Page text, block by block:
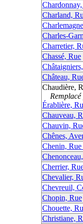
Charland,
Charles-
Charretier,
Chassé, Rue
Château,
Chaudière,
Remplacé
Érablière,
Chauveau,
Chauvin,
Chênes,
Chenin, Rue
Cherrier,
Chevalier,
Chevreuil,
Chopin, Rue
Chouette,
Christiane,